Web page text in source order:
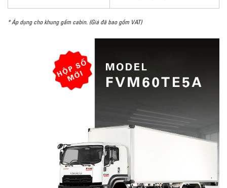
* Áp dụng cho khung gầm cabin. (Giá đã bao gồm VAT)